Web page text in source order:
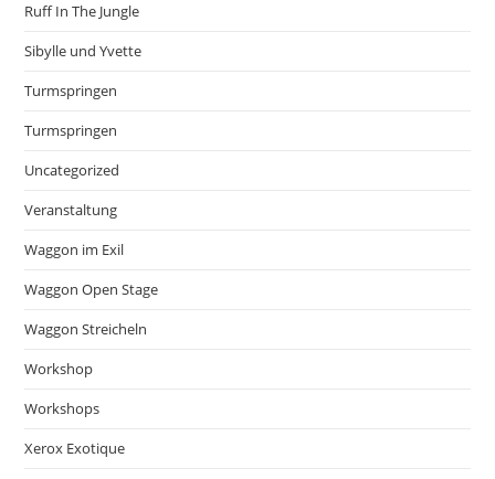
Ruff In The Jungle
Sibylle und Yvette
Turmspringen
Turmspringen
Uncategorized
Veranstaltung
Waggon im Exil
Waggon Open Stage
Waggon Streicheln
Workshop
Workshops
Xerox Exotique